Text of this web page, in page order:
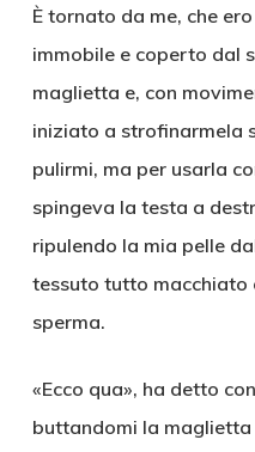
È tornato da me, che
immobile e coperto dal
maglietta e, con
iniziato a strofinarmela
pulirmi, ma per usarla
spingeva la testa a
ripulendo la mia pelle
tessuto tutto macchiato
sperma.
«Ecco qua», ha detto
buttandomi la